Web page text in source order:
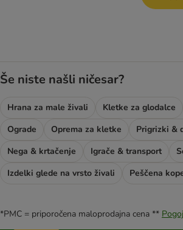
Še niste našli ničesar?
Hrana za male živali Kletke za glodalce
Ograde
Oprema za kletke
Prigrizki &
Nega & krtačenje
Igrače & transport
Izdelki glede na vrsto živali
Peščena
*PMC = priporočena maloprodajna cena **